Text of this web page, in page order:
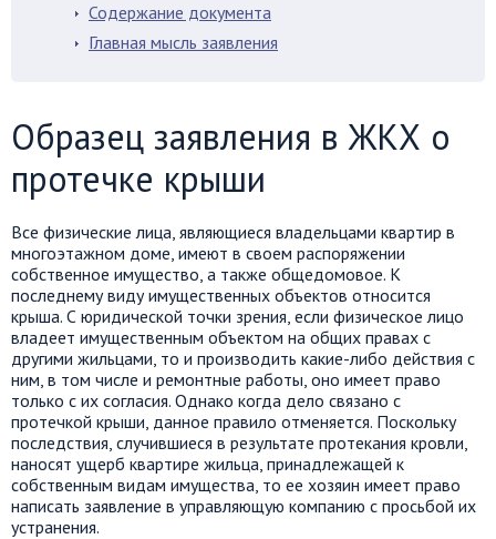
Содержание документа
Главная мысль заявления
Образец заявления в ЖКХ о
протечке крыши
Все физические лица, являющиеся владельцами квартир в
многоэтажном доме, имеют в своем распоряжении
собственное имущество, а также общедомовое. К
последнему виду имущественных объектов относится
крыша. С юридической точки зрения, если физическое лицо
владеет имущественным объектом на общих правах с
другими жильцами, то и производить какие-либо действия с
ним, в том числе и ремонтные работы, оно имеет право
только с их согласия. Однако когда дело связано с
протечкой крыши, данное правило отменяется. Поскольку
последствия, случившиеся в результате протекания кровли,
наносят ущерб квартире жильца, принадлежащей к
собственным видам имущества, то ее хозяин имеет право
написать заявление в управляющую компанию с просьбой их
устранения.